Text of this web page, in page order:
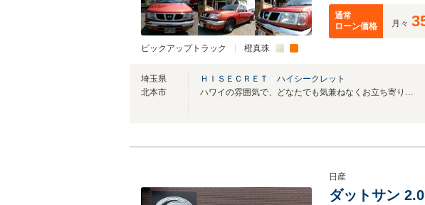
ピックアップトラック 橙真珠
通常
ローン価格
月々
埼玉県
北本市
ＨＩＳＥＣＲＥＴ ハイシークレット
ハワイの雰囲気で、どなたでも気兼ねなくお立ち寄り頂けるお店を目指しております。
日産
ダットサン